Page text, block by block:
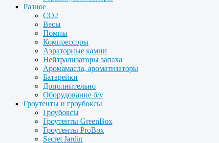
Разное
CO2
Весы
Помпы
Компрессоры
Аэраторные камни
Нейтрализаторы запаха
Аромамасла, ароматизаторы
Батарейки
Дополнительно
Оборудование б/у
Гроутенты и гроубоксы
Гроубоксы
Гроутенты GreenBox
Гроутенты ProBox
Secret Jardin